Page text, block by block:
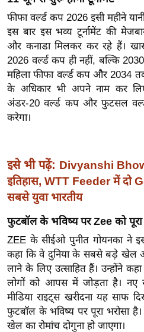
इ
म
ई
-
पे
प
र
ल
बे
सा
ल
श
ख्सि
य
त
यं
फीफा वर्ल्ड कप 2026 इसी महीने
इस बार इस भव्य टूर्नामेंट की
और कनाडा मिलकर कर रहे हैं।
2026 वर्ल्ड कप ही नहीं, बल्कि
महिला फीफा वर्ल्ड कप और 2034
के अधिकार भी अपने नाम कर
अंडर-20 वर्ल्ड कप और फुटसल
करेगा।
इसे भी पढ़ें: Divyanshi
इतिहास, WTT Feeder में दो
सबसे युवा भारतीय
फुटबॉल के भविष्य पर Zee को पूरा
ZEE के सीईओ पुनीत गोयनका ने
कहा कि वे दुनिया के सबसे बड़े खेल
लाने के लिए उत्साहित हैं। उन्होंने
लोगों को आपस में जोड़ता है।
मीडिया राइट्स खरीदना यह साफ
फुटबॉल के भविष्य पर पूरा भरोसा
खेल का रोमांच दोगुना हो जाएगा।